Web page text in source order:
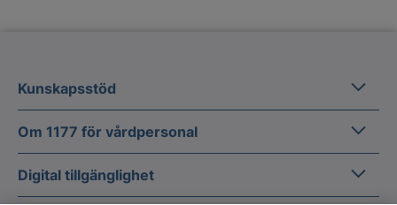
Kunskapsstöd
Om 1177 för vårdpersonal Om
Digital tillgänglighet Digital